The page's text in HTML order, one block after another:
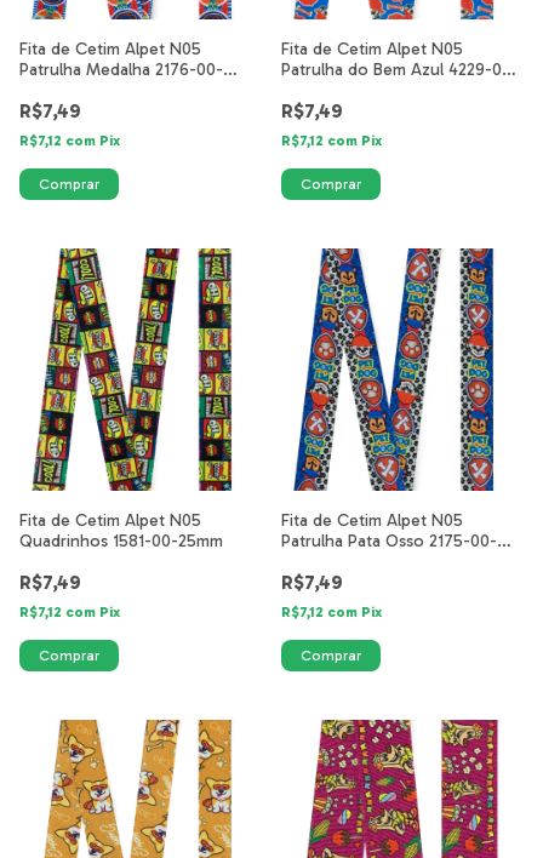
Fita de Cetim Alpet N05
Patrulha Medalha 2176-00-
R$7,49
R$7,12 com Pix
Fita de Cetim Alpet N05
Patrulha do Bem Azul 4229-03-
R$7,49
R$7,12 com Pix
Fita de Cetim Alpet N05
Quadrinhos 1581-00-25mm
R$7,49
R$7,12 com Pix
Fita de Cetim Alpet N05
Patrulha Pata Osso 2175-00-
R$7,49
R$7,12 com Pix